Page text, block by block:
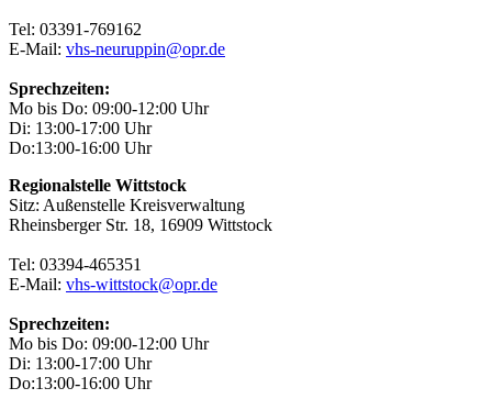
Tel: 03391-769162
E-Mail: vhs-neuruppin@opr.de
Sprechzeiten:
Mo bis Do: 09:00-12:00 Uhr
Di: 13:00-17:00 Uhr
Do:13:00-16:00 Uhr
Regionalstelle Wittstock
Sitz: Außenstelle Kreisverwaltung
Rheinsberger Str. 18, 16909 Wittstock
Tel: 03394-465351
E-Mail: vhs-wittstock@opr.de
Sprechzeiten:
Mo bis Do: 09:00-12:00 Uhr
Di: 13:00-17:00 Uhr
Do:13:00-16:00 Uhr